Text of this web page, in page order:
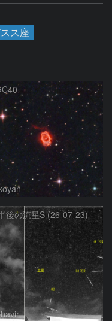
ス座
後の流星S (26-07-23)